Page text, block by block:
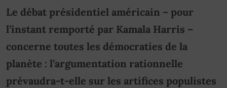
Le débat présidentiel américain – pour
l’instant remporté par Kamala Harris –
concerne toutes les démocraties de la
planète : l’argumentation rationnelle
prévaudra-t-elle sur les artifices populistes